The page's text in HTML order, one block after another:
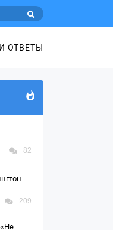
ОТВЕТЫ
82
209